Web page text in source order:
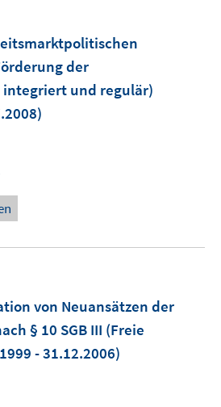
der
und regulär)
von Neuansätzen der
§ 10 SGB III (Freie
- 31.12.2006)